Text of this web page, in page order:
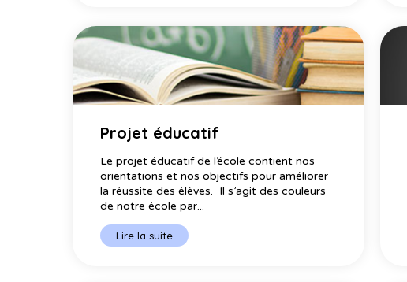
Projet éducatif
Le projet éducatif de l’école contient nos
orientations et nos objectifs pour améliorer
la réussite des élèves. Il s’agit des couleurs
de notre école par...
Lire la suite